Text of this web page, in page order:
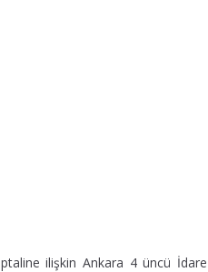
ilişkin Ankara 4 üncü İdare